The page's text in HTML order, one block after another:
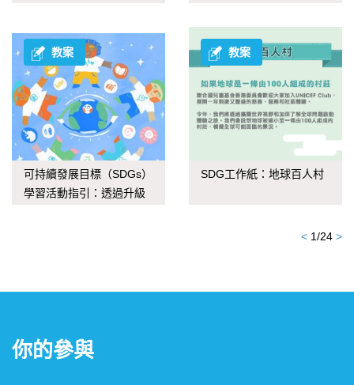
教案
可持續發展目標（SDGs）
學習活動指引：透過升級
教案
SDG工作紙：地球百人村
< 1/24 >
你的參與